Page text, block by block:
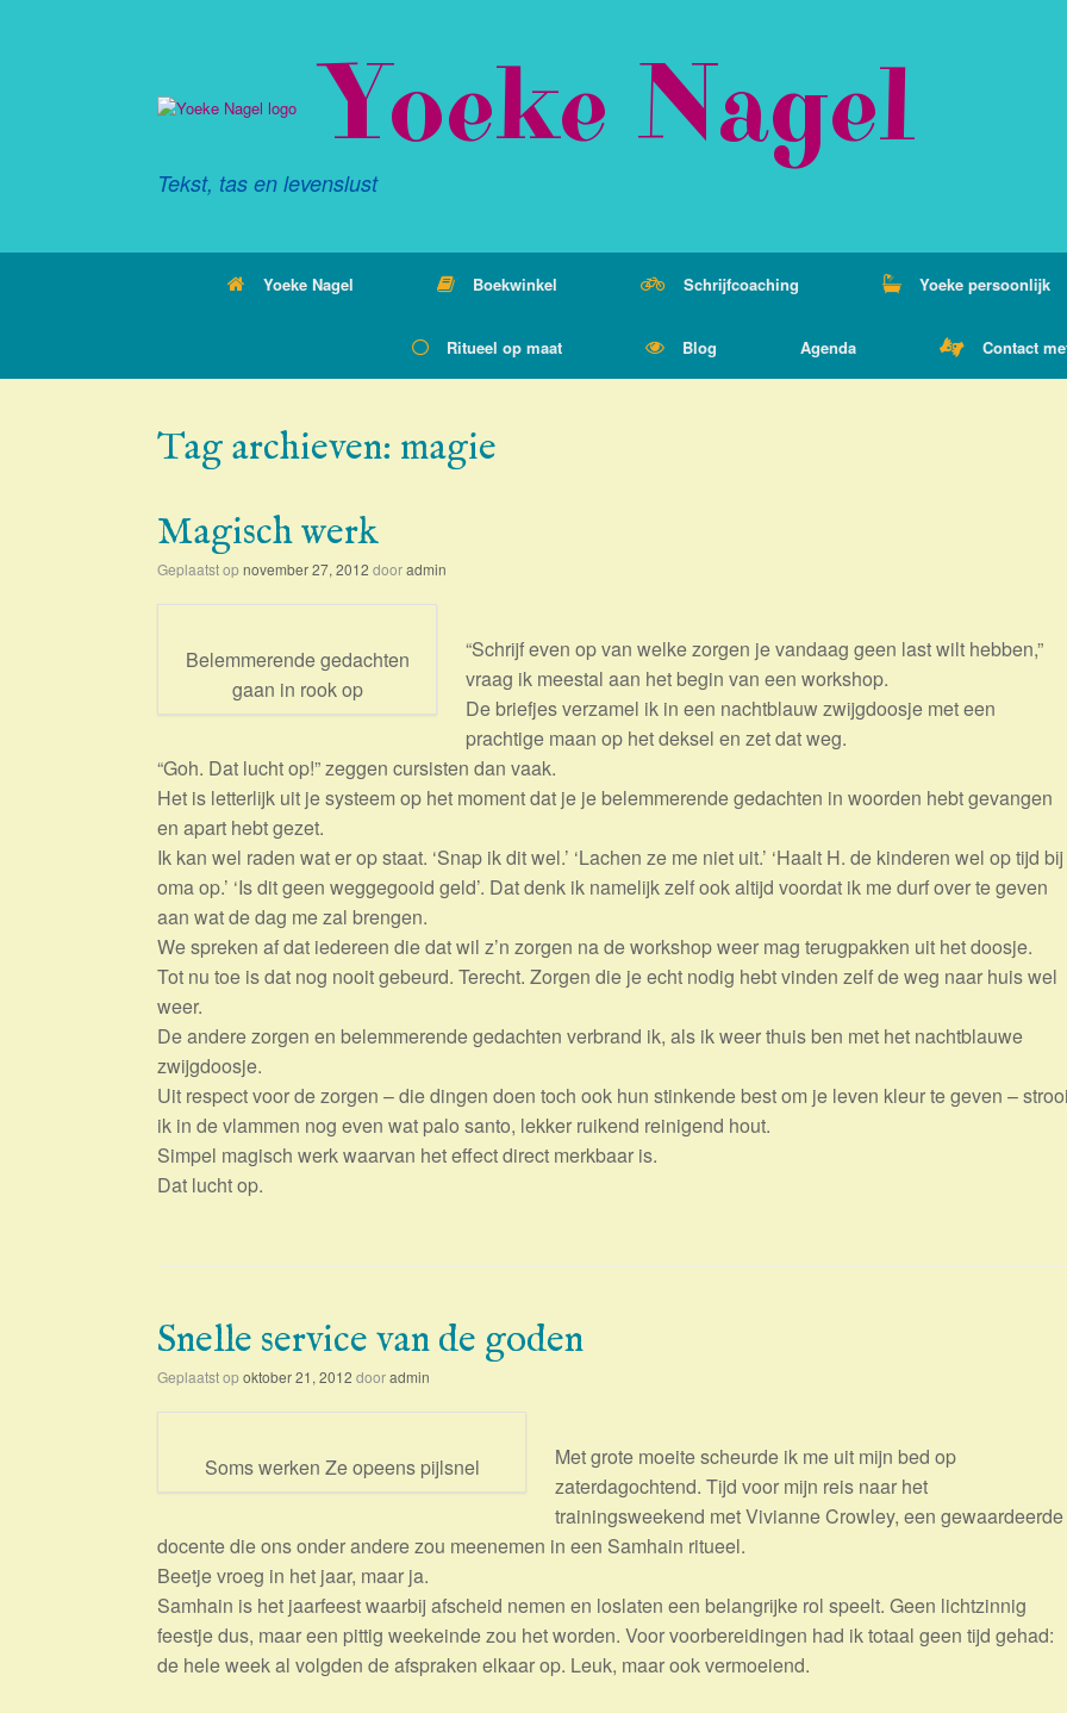
Yoeke Nagel
Tekst, tas en levenslust
Yoeke Nagel Boekwinkel Schrijfcoaching Yoeke persoonlijk
Ritueel op maat Blog Agenda Contact
Tag archieven: magie
Magisch werk
Geplaatst opnovember 27, 2012 dooradmin
Belemmerende gedachten
gaan in rook op
“Schrijf even op van welke zorgen je vandaag geen last wilt hebben,”
vraag ik meestal aan het begin van een workshop.
De briefjes verzamel ik in een nachtblauw zwijgdoosje met een
prachtige maan op het deksel en zet dat weg.
“Goh. Dat lucht op!” zeggen cursisten dan vaak.
Het is letterlijk uit je systeem op het moment dat je je belemmerende gedachten in woorden hebt gevangen
en apart hebt gezet.
Ik kan wel raden wat er op staat. ‘Snap ik dit wel.’ ‘Lachen ze me niet uit.’ ‘Haalt H. de kinderen wel op tijd bij
oma op.’ ‘Is dit geen weggegooid geld’. Dat denk ik namelijk zelf ook altijd voordat ik me durf over te geven
aan wat de dag me zal brengen.
We spreken af dat iedereen die dat wil z’n zorgen na de workshop weer mag terugpakken uit het doosje.
Tot nu toe is dat nog nooit gebeurd. Terecht. Zorgen die je echt nodig hebt vinden zelf de weg naar huis wel
weer.
De andere zorgen en belemmerende gedachten verbrand ik, als ik weer thuis ben met het nachtblauwe
zwijgdoosje.
Uit respect voor de zorgen – die dingen doen toch ook hun stinkende best om je leven kleur te geven –
ik in de vlammen nog even wat palo santo, lekker ruikend reinigend hout.
Simpel magisch werk waarvan het effect direct merkbaar is.
Dat lucht op.
Snelle service van de goden
Geplaatst opoktober 21, 2012 dooradmin
Soms werken Ze opeens pijlsnel
Met grote moeite scheurde ik me uit mijn bed op
zaterdagochtend. Tijd voor mijn reis naar het
trainingsweekend met Vivianne Crowley, een gewaardeerde
docente die ons onder andere zou meenemen in een Samhain ritueel.
Beetje vroeg in het jaar, maar ja.
Samhain is het jaarfeest waarbij afscheid nemen en loslaten een belangrijke rol speelt. Geen lichtzinnig
feestje dus, maar een pittig weekeinde zou het worden. Voor voorbereidingen had ik totaal geen tijd gehad:
de hele week al volgden de afspraken elkaar op. Leuk, maar ook vermoeiend.